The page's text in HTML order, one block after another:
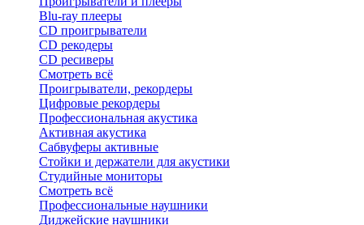
Blu-ray плееры
CD проигрыватели
CD рекодеры
CD ресиверы
Смотреть всё
Проигрыватели, рекордеры
Цифровые рекордеры
Профессиональная акустика
Активная акустика
Сабвуферы активные
Стойки и держатели для акустики
Студийные мониторы
Смотреть всё
Профессиональные наушники
Диджейские наушники